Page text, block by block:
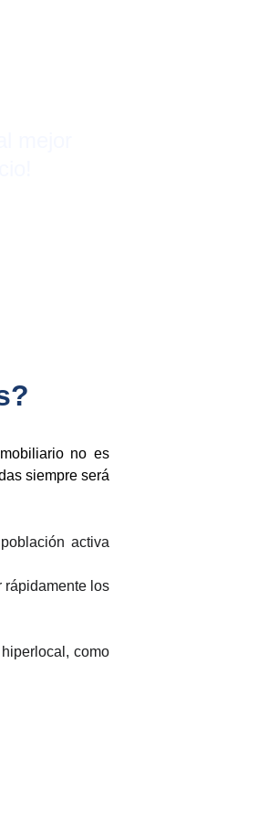
no es
siempre será
activa
rápidamente los
como